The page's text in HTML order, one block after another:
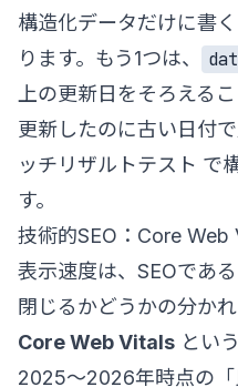
構造化データだけに書
ります。もう1つは、
上の更新日をそろえる
更新したのに古い日付
ッチリザルトテスト で
す。
技術的SEO：Core Web
表示速度は、SEOであ
閉じるかどうかの分か
Core Web Vitals とい
2025〜2026年時点の「